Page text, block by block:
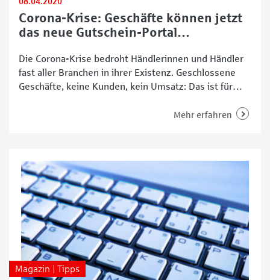
Corona-Krise: Geschäfte können jetzt
das neue Gutschein-Portal
Die Corona-Krise bedroht Händlerinnen und Händler
fast aller Branchen in ihrer Existenz. Geschlossene
Geschäfte, keine Kunden, kein Umsatz: Das ist für
Online-Shops setzen viele auf Gutschein-Aktionen,
Mehr erfahren
Magazin | Tipps